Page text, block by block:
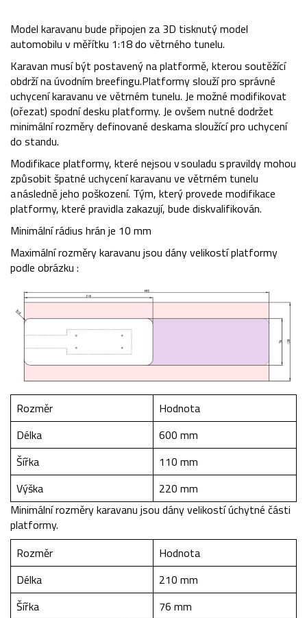
Model karavanu bude připojen za 3D tisknutý model
automobilu v měřítku 1:18 do větrného tunelu.
Karavan musí být postavený na platformě, kterou soutěžící
obdrží na úvodním breefingu.Platformy slouží pro správné
uchycení karavanu ve větrném tunelu. Je možné modifikovat
(ořezat) spodní desku platformy. Je ovšem nutné dodržet
minimální rozměry definované deskama sloužící pro uchycení
do standu.
Modifikace platformy, které nejsou v souladu s pravildy mohou
způsobit špatné uchycení karavanu ve větrném tunelu
a následně jeho poškození. Tým, který provede modifikace
platformy, které pravidla zakazují, bude diskvalifikován.
Minimální rádius hrán je 10 mm
Maximální rozměry karavanu jsou dány velikostí platformy
podle obrázku :
Rozměr
Hodnota
Délka
600 mm
Šířka
110 mm
Výška
220 mm
Minimální rozměry karavanu jsou dány velikostí úchytné části
platformy.
Rozměr
Hodnota
Délka
210 mm
Šířka
76 mm